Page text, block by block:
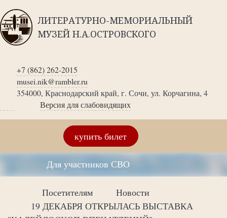
ЛИТЕРАТУРНО-МЕМОРИАЛЬНЫЙ
МУЗЕЙ Н.А.ОСТРОВСКОГО
+7 (862) 262-2015
musei.nik@rambler.ru
354000, Краснодарский край, г. Сочи, ул. Корчагина, 4
Версия для слабовидящих
купить билет
Для участников СВО
Посетителям
Новости
19 ДЕКАБРЯ ОТКРЫЛАСЬ ВЫСТАВКА